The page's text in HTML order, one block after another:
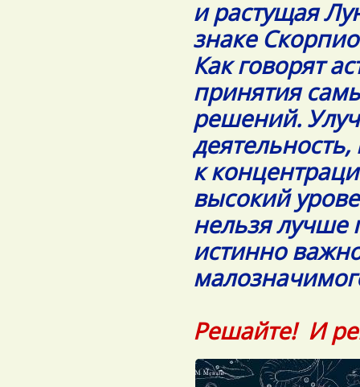
и растущая
знаке
Как говорят
принятия
решений.
к
высокий
нельзя лучше
истинно
Решайте! И